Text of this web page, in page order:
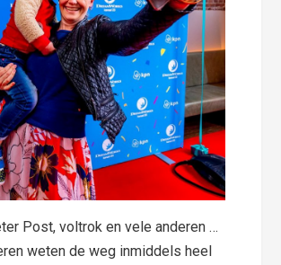
Post, voltrok en vele anderen …
weten de weg inmiddels heel